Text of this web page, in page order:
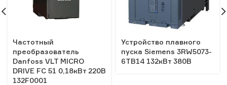
Частотный
преобразователь
Danfoss VLT MICRO
DRIVE FC 51 0,18кВт 220В
132F0001
Устройство плавного
пуска Siemens 3RW5073-
6TB14 132кВт 380В